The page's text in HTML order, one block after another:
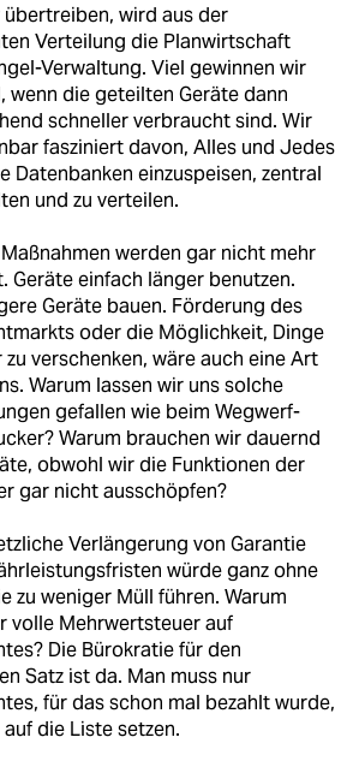
übertreiben, wird aus der
Verteilung die Planwirtschaft
Verwaltung. Viel gewinnen wir
wenn die geteilten Geräte dann
schneller verbraucht sind. Wir
fasziniert davon, Alles und Jedes
Datenbanken einzuspeisen, zentral
und zu verteilen.
werden gar nicht mehr
Geräte einfach länger benutzen.
Geräte bauen. Förderung des
oder die Möglichkeit, Dinge
verschenken, wäre auch eine Art
Warum lassen wir uns solche
gefallen wie beim Wegwerf-
Warum brauchen wir dauernd
obwohl wir die Funktionen der
gar nicht ausschöpfen?
Verlängerung von Garantie
würde ganz ohne
zu weniger Müll führen. Warum
volle Mehrwertsteuer auf
Die Bürokratie für den
Satz ist da. Man muss nur
für das schon mal bezahlt wurde,
die Liste setzen.